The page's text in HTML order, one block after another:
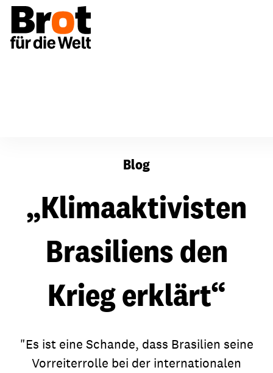
Blog
„Klimaaktivisten
Brasiliens den
Krieg erklärt“
"Es ist eine Schande, dass Brasilien seine
Vorreiterrolle bei der internationalen